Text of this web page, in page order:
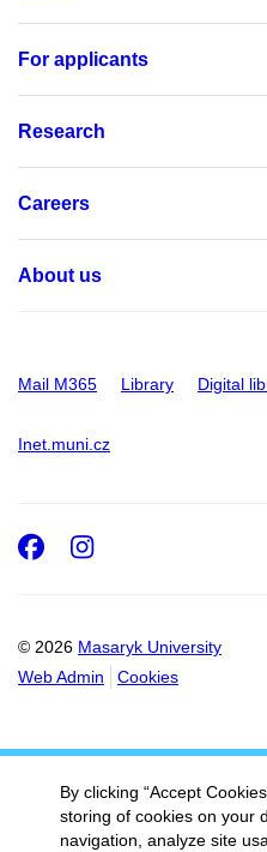
For applicants
Research
Careers
About us
Mail M365 Library Digital
Inet.muni.cz
© 2026 Masaryk University
Web Admin
Cookies
Facebook
Instagram
By clicking “Accept
storing of cookies on your
navigation, analyze site